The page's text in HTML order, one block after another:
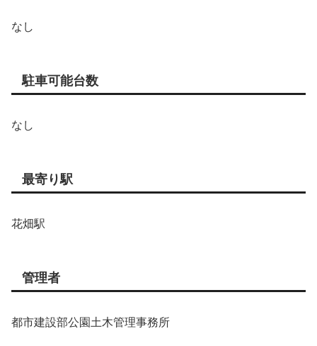
なし
駐車可能台数
なし
最寄り駅
花畑駅
管理者
都市建設部公園土木管理事務所